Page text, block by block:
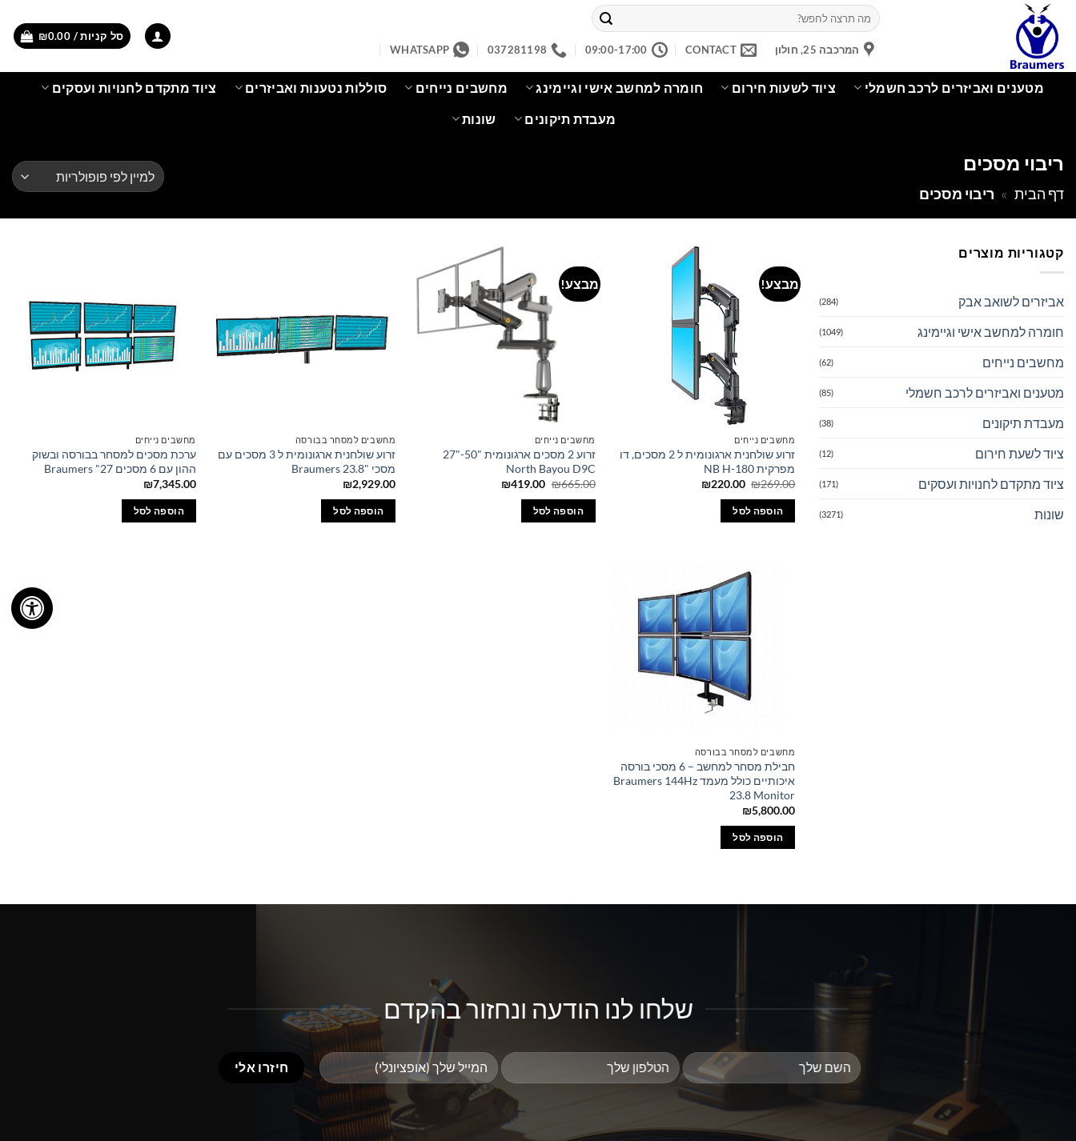
content
חיפוש
עבור:
המרכבה 25, חולון CONTACT
09:00-17:00
037281198
WHATSAPP
סל קניות / ₪0.00
מטענים ואביזרים לרכב חשמלי ציוד לשעות חירום חומרה למחשב אישי וגיימינג מחשבים נייחים סוללות נטענות ואביזרים ציוד מתקדם לחנויות ועסקים
מעבדת תיקונים שונות
ריבוי מסכים
דף הבית » ריבוי מסכים
קטגוריות מוצרים
אביזרים לשואב אבק (284)
חומרה למחשב אישי וגיימינג (1049)
מחשבים נייחים (62)
מטענים ואביזרים לרכב חשמלי (85)
מעבדת תיקונים (38)
ציוד לשעת חירום (12)
ציוד מתקדם לחנויות ועסקים (171)
שונות (3271)
מבצע!
מחשבים נייחים
זרוע שולחנית ארגונומית ל 2 מסכים, דו
מפרקית NB H-180
₪269.00
המחיר
היה:
₪269.00.
₪220.00
הוספה לסל
מבצע!
מחשבים נייחים
זרוע 2 מסכים ארגונומית "50-"27
North Bayou D9C
₪665.00
המחיר
היה:
₪665.00.
₪419.00
המחיר
הוספה לסל
מחשבים למסחר בבורסה
זרוע שולחנית ארגונומית ל 3 מסכים עם
מסכי "Braumers 23.8
₪2,929.00
הוספה לסל
מחשבים נייחים
ערכת מסכים למסחר בבורסה ובשוק
ההון עם 6 מסכים 27" Braumers
₪7,345.00
הוספה לסל
מחשבים למסחר בבורסה
חבילת מסחר למחשב – 6 מסכי בורסה
איכותיים כולל מעמד Braumers 144Hz
23.8 Monitor
₪5,800.00
הוספה לסל
שלחו לנו הודעה ונחזור בהקדם